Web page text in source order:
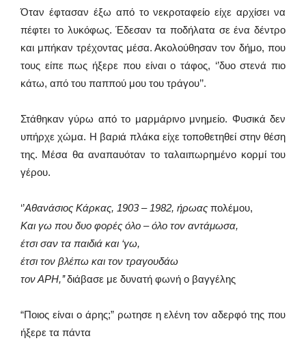
Όταν έφτασαν έξω από το νεκροταφείο είχε αρχίσει να
πέφτει το λυκόφως. Έδεσαν τα ποδήλατα σε ένα δέντρο
και μπήκαν τρέχοντας μέσα. Ακολούθησαν τον δήμο, που
τους είπε πως ήξερε που είναι ο τάφος, ‘’δυο στενά πιο
κάτω, από του παππού μου του τράγου’’.
Στάθηκαν γύρω από το μαρμάρινο μνημείο. Φυσικά δεν
υπήρχε χώμα. Η βαριά πλάκα είχε τοποθετηθεί στην θέση
της. Μέσα θα αναπαυόταν το ταλαιπωρημένο κορμί του
γέρου.
‘’Αθανάσιος Κάρκας, 1903 – 1982, ήρωας πολέμου,
Και γω που δυο φορές όλο – όλο τον αντάμωσα,
έτσι σαν τα παιδιά και ‘γω,
έτσι τον βλέπω και τον τραγουδάω
τον ΑΡΗ,’’διάβασε με δυνατή φωνή ο βαγγέλης
“Ποιος είναι ο άρης;” ρωτησε η ελένη τον αδερφό της που
ήξερε τα πάντα